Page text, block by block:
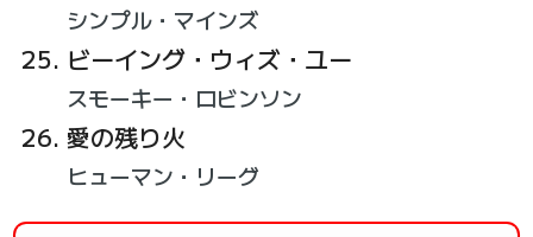
シンプル・マインズ
ビーイング・ウィズ・ユー
スモーキー・ロビンソン
愛の残り火
ヒューマン・リーグ